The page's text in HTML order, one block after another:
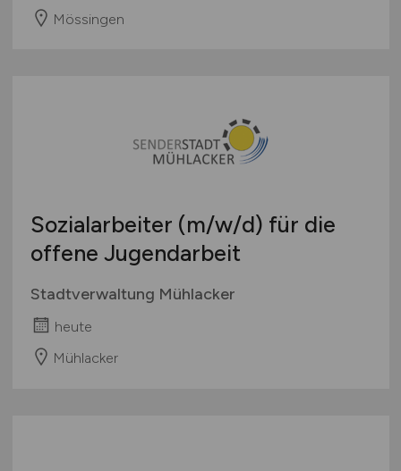
Mössingen
Sozialarbeiter (m/w/d) für die
offene Jugendarbeit
Stadtverwaltung Mühlacker
heute
Mühlacker